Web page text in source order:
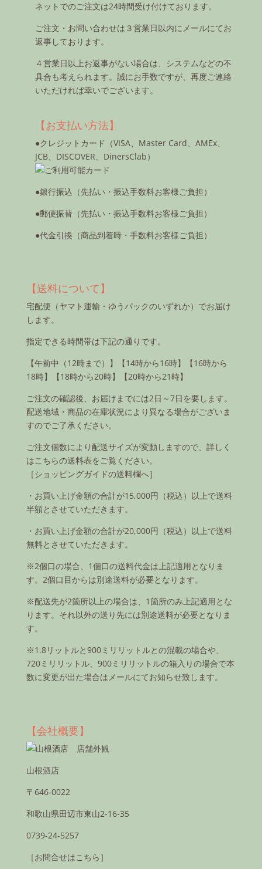
ネットでのご注文は24時間受け付けております。
ご注文・お問い合わせは３営業日以内にメールにてお
返事しております。
４営業日以上お返事がない場合は、システムなどの不
具合も考えられます。誠にお手数ですが、再度ご連絡
いただければ幸いでございます。
【お支払い方法】
●クレジットカード（VISA、Master Card、AMEx、
JCB、DISCOVER、DinersClab）
●銀行振込（先払い・振込手数料お客様ご負担）
●郵便振替（先払い・振込手数料お客様ご負担）
●代金引換（商品到着時・手数料お客様ご負担）
【送料について】
宅配便（ヤマト運輸・ゆうパックのいずれか）でお届け
します。
指定できる時間帯は下記の通りです。
【午前中（12時まで）】【14時から16時】【16時から
18時】【18時から20時】【20時から21時】
ご注文の確認後、お届けまでには2日～7日を要します。
配送地域・商品の在庫状況により異なる場合がございま
すのでご了承ください。
ご注文個数により配送サイズが変動しますので、詳しく
はこちらの送料表をご覧ください。
［ショッピングガイドの送料欄へ］
・お買い上げ金額の合計が15,000円（税込）以上で送料
半額とさせていただきます。
・お買い上げ金額の合計が20,000円（税込）以上で送料
無料とさせていただきます。
※2個口の場合、1個口の送料代金は上記適用となりま
す。2個口目からは別途送料が必要となります。
※配送先が2箇所以上の場合は、1箇所のみ上記適用とな
ります。それ以外の送り先には別途送料が必要となりま
す。
※1.8リットルと900ミリリットルとの混載の場合や、
720ミリリットル、900ミリリットルの箱入りの場合で本
数に変更が出た場合はメールにてお知らせ致します。
【会社概要】
山根酒店
〒646-0022
和歌山県田辺市東山2-16-35
0739-24-5257
［お問合せはこちら］